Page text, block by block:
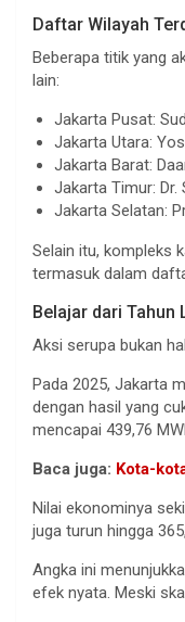
Daftar Wilayah
Beberapa titik yang
lain:
Jakarta Pusat:
Jakarta Utara:
Jakarta Barat:
Jakarta Timur: Dr.
Jakarta Selatan:
Selain itu, kompleks
termasuk dalam
Belajar dari Tahun
Aksi serupa bukan
Pada 2025, Jakarta
dengan hasil yang
mencapai 439,76
Baca juga: Kota-
Nilai ekonominya
juga turun hingga
Angka ini
efek nyata. Meski